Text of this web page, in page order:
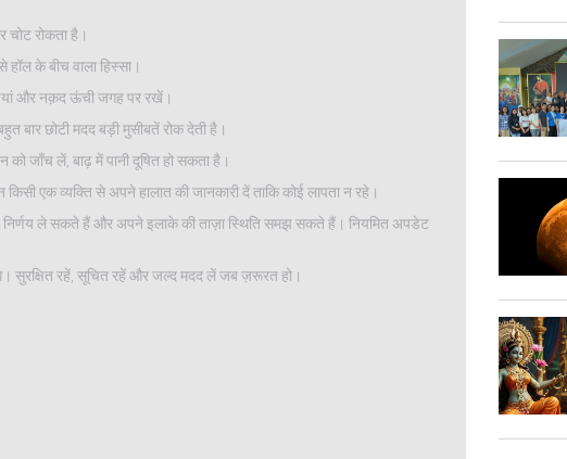
रोकता है।
के बीच वाला हिस्सा।
और नक़द ऊंची जगह पर रखें।
बार छोटी मदद बड़ी मुसीबतें रोक देती है।
जाँच लें, बाढ़ में पानी दूषित हो सकता है।
एक व्यक्ति से अपने हालात की जानकारी दें ताकि कोई लापता न रहे।
ले सकते हैं और अपने इलाके की ताज़ा स्थिति समझ सकते हैं। नियमित अपडेट
सुरक्षित रहें, सूचित रहें और जल्द मदद लें जब ज़रूरत हो।